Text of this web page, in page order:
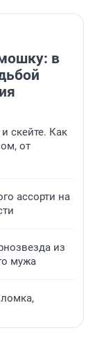
в
скейте. Как
от
ассорти на
из
мужа